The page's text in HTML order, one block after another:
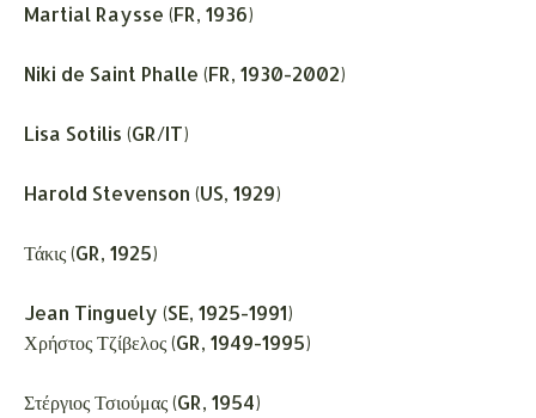
Martial Raysse (FR, 1936)
Niki de Saint Phalle (FR, 1930-2002)
Lisa Sotilis (GR/IT)
Harold Stevenson (US, 1929)
Τάκις (GR, 1925)
Jean Tinguely (SE, 1925-1991)
Χρήστος Τζίβελος (GR, 1949-1995)
Στέργιος Τσιούμας (GR, 1954)